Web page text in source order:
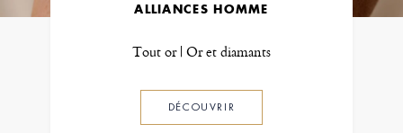
ALLIANCES HOMME
Tout or | Or et diamants
DÉCOUVRIR